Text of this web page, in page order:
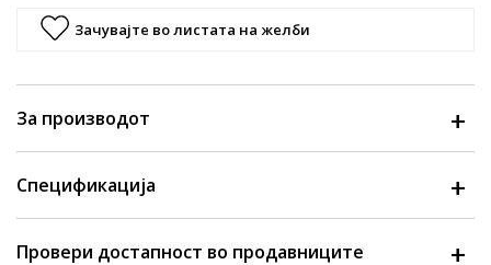
Зачувајте во листата на желби
За производот
Спецификација
Провери достапност во продавниците